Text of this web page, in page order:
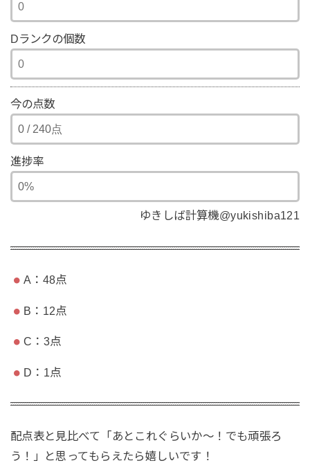
Dランクの個数
今の点数
進捗率
ゆきしば計算機@yukishiba121
A：48点
B：12点
C：3点
D：1点
配点表と見比べて「あとこれぐらいか〜！でも頑張ろ
う！」と思ってもらえたら嬉しいです！